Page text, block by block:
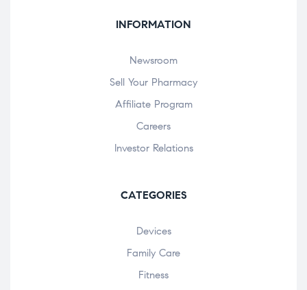
INFORMATION
Newsroom
Sell Your Pharmacy
Affiliate Program
Careers
Investor Relations
CATEGORIES
Devices
Family Care
Fitness